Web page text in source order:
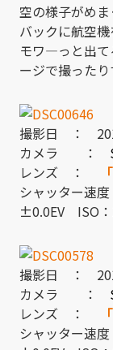
空の様子がめ
バックに航空
モワ―っと出て
ージで撮ったり
撮影日 ：
カメラ ：
レンズ ：
シャッター速
±0.0EV ISO
撮影日 ：
カメラ ：
レンズ ：
シャッター速